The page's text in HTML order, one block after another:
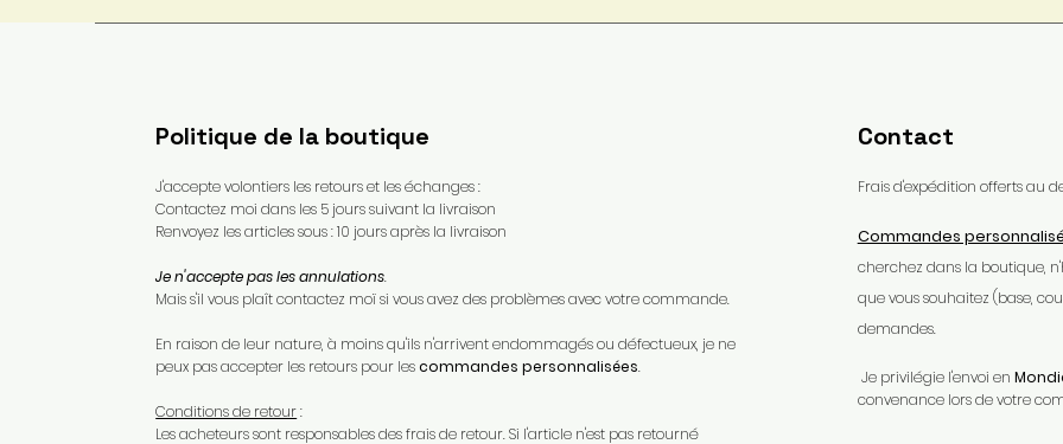
Politique de la boutique
J'accepte volontiers les retours et les échanges :
Contactez moi dans les 5 jours suivant la livraison
Renvoyez les articles sous : 10 jours après la livraison
Je n'accepte pas les annulations.
Mais s'il vous plaît contactez moï si vous avez des problèmes avec votre commande.​
En raison de leur nature, à moins qu'ils n'arrivent endommagés ou défectueux, je ne
peux pas accepter les retours pour lescommandes personnalisées.​
Conditions de retour:
Les acheteurs sont responsables des frais de retour. Si l'article n'est pas retourné
Contact
Frais d'expédition offerts au
Commandes
cherchez dans la boutique,
que vous souhaitez (base,
demandes.
Je privilégie l'envoi en
convenance lors de votre